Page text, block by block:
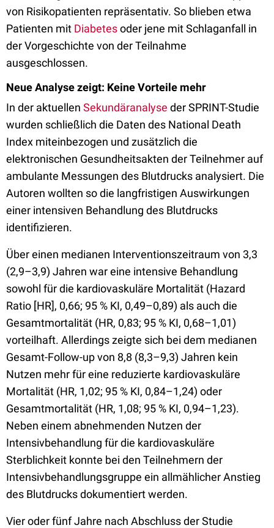
von Risikopatienten repräsentativ. So blieben etwa
Patienten mit Diabetesoder jene mit Schlaganfall in
der Vorgeschichte von der Teilnahme
ausgeschlossen.
Neue Analyse zeigt: Keine Vorteile mehr
In der aktuellen Sekundäranalyse der SPRINT-Studie
wurden schließlich die Daten des National Death
Index miteinbezogen und zusätzlich die
elektronischen Gesundheitsakten der Teilnehmer auf
ambulante Messungen des Blutdrucks analysiert. Die
Autoren wollten so die langfristigen Auswirkungen
einer intensiven Behandlung des Blutdrucks
identifizieren.
Über einen medianen Interventionszeitraum von 3,3
(2,9–3,9) Jahren war eine intensive Behandlung
sowohl für die kardiovaskuläre Mortalität (Hazard
Ratio [HR], 0,66; 95 % KI, 0,49–0,89) als auch die
Gesamtmortalität (HR, 0,83; 95 % KI, 0,68–1,01)
vorteilhaft. Allerdings zeigte sich bei dem medianen
Gesamt-Follow-up von 8,8 (8,3–9,3) Jahren kein
Nutzen mehr für eine reduzierte kardiovaskuläre
Mortalität (HR, 1,02; 95 % KI, 0,84–1,24) oder
Gesamtmortalität (HR, 1,08; 95 % KI, 0,94–1,23).
Neben einem abnehmenden Nutzen der
Intensivbehandlung für die kardiovaskuläre
Sterblichkeit konnte bei den Teilnehmern der
Intensivbehandlungsgruppe ein allmählicher Anstieg
des Blutdrucks dokumentiert werden.
Vier oder fünf Jahre nach Abschluss der Studie